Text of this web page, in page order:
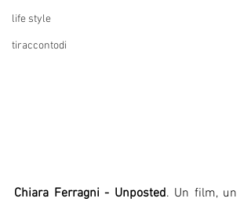
life style
tiraccontodi
Chiara Ferragni - Unposted. Un film, un